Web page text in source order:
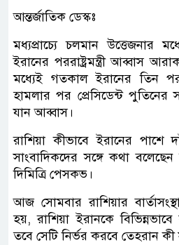
আন্তর্জাতিক ডেস্কঃ
মধ্যপ্রাচ্যে চলমান উত্তেজনার
ইরানের পররাষ্ট্রমন্ত্রী আব্বাস
মধ্যেই গতকাল ইরানের তিন
হামলার পর প্রেসিডেন্ট পুতিনের
যান আব্বাস।
রাশিয়া কীভাবে ইরানের পাশে
সাংবাদিকদের সঙ্গে কথা বলেছেন
দিমিত্রি পেসকভ।
আজ সোমবার রাশিয়ার
হয়, রাশিয়া ইরানকে
তবে সেটি নির্ভর করবে তেহরান